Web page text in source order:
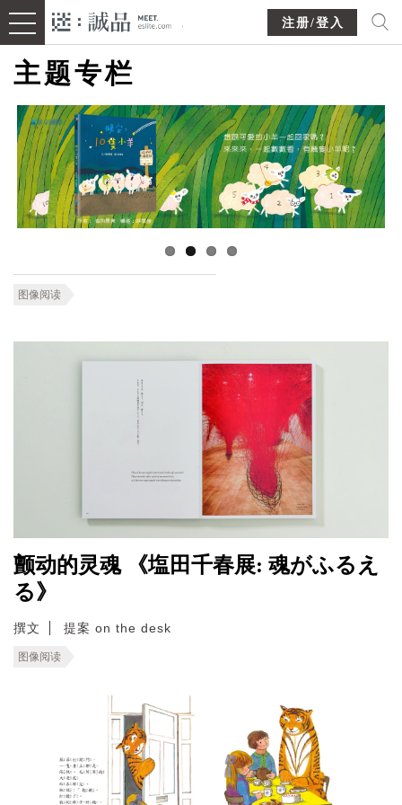
注册/登入
主题专栏
图像阅读
颤动的灵魂 《塩田千春展: 魂がふるえ
る》
撰文 提案 on the desk
图像阅读